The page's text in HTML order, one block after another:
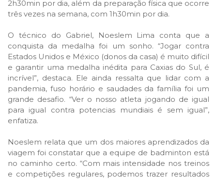
2h30min por dia, além da preparação física que ocorre
três vezes na semana, com 1h30min por dia.
O técnico do Gabriel, Noeslem Lima conta que a
conquista da medalha foi um sonho. “Jogar contra
Estados Unidos e México (donos da casa) é muito difícil
e garantir uma medalha inédita para Caxias do Sul, é
incrível”, destaca. Ele ainda ressalta que lidar com a
pandemia, fuso horário e saudades da família foi um
grande desafio. “Ver o nosso atleta jogando de igual
para igual contra potencias mundiais é sem igual”,
enfatiza.
Noeslem relata que um dos maiores aprendizados da
viagem foi constatar que a equipe de badminton está
no caminho certo. “Com mais intensidade nos treinos
e competições regulares, podemos trazer resultados